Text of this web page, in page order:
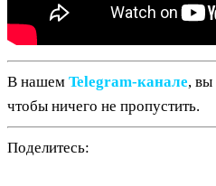
В нашем Telegram‑канале, вы
чтобы ничего не пропустить.
Поделитесь: